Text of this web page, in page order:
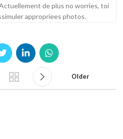
de plus no worries, toi
appropriees photos.
Older